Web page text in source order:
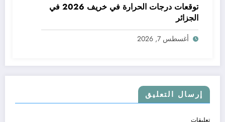
توقعات درجات الحرارة في خريف 2026 في
الجزائر
أغسطس 7, 2026
إرسال التعليق
تعليقات